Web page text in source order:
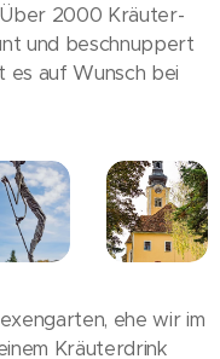
2000 Kräuter-
und beschnuppert
es auf Wunsch bei
ehe wir im
Kräuterdrink